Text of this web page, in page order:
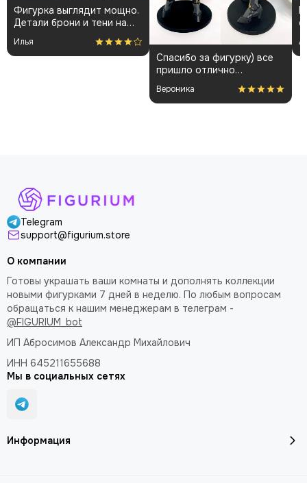
Фигурка выглядит мощно.
Детали брони и тени на
плаще проработаны
аккуратно. Пришла быстро
и без повреждений.
Илья
Спасибо за фигурку) все
пришло отлично
упакованным. Отдельная
благодарность за
покраску модели.
Вероника
Telegram
support@figurium.store
Информация
О компании
Готовы украшать ваши комнаты и дополнять коллекции
новыми фигурками 7 дней в неделю. По любым вопросам
обращаться к нашим менеджерам в телеграм -
@FIGURIUM_bot
ИП Абросимов Александр Михайлович
ИНН 645211655688
Мы в социальных сетях